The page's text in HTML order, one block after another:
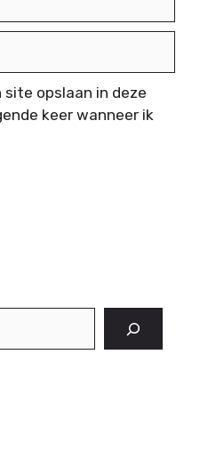
site opslaan in deze
keer wanneer ik